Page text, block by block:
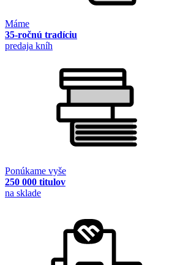
Máme
35-ročnú tradíciu
predaja kníh
Ponúkame vyše
250 000 titulov
na sklade